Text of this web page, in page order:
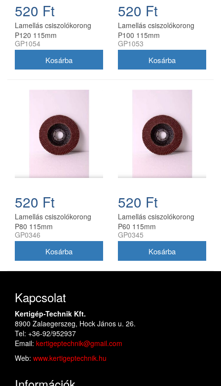
520 Ft
Lamellás csiszolókorong
P120 115mm
GP1054
520 Ft
Lamellás csiszolókorong
P100 115mm
GP1053
520 Ft
Lamellás csiszolókorong
P80 115mm
GP0346
520 Ft
Lamellás csiszolókorong
P60 115mm
GP0345
Kapcsolat
Kertigép-Technik Kft.
8900 Zalaegerszeg, Hock János u. 26.
Tel: +36-92/952937
Email: kertigeptechnik@gmail.com
Web: www.kertigeptechnik.hu